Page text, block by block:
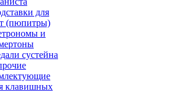
для
(пюпитры)
и
сустейна
клавишных